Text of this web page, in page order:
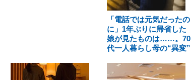
「電話では元気だったの
に」1年ぶりに帰省した
娘が見たものは……。70
代一人暮らし母の“異変”